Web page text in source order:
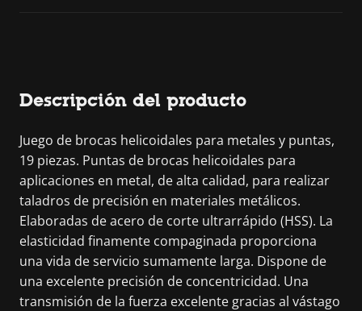
Descripción del producto
Juego de brocas helicoidales para metales y puntas,
19 piezas. Puntas de brocas helicoidales para
aplicaciones en metal, de alta calidad, para realizar
taladros de precisión en materiales metálicos.
Elaboradas de acero de corte ultrarrápido (HSS). La
elasticidad finamente compaginada proporciona
una vida de servicio sumamente larga. Dispone de
una excelente precisión de concentricidad. Una
transmisión de la fuerza excelente gracias al vástago